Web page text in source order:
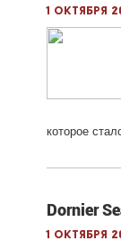
1 октября
которое
Dornier
1 октября